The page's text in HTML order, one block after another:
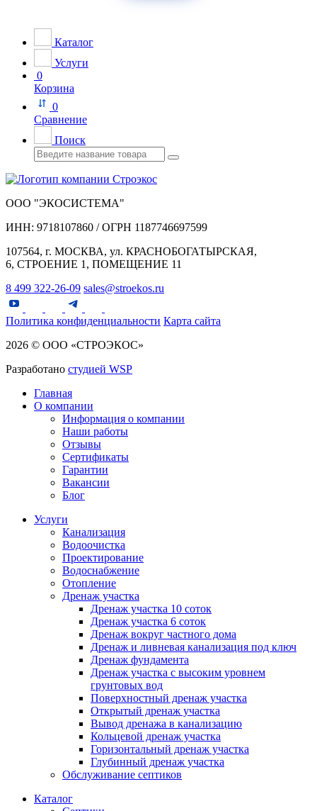
Каталог
Услуги
0
Корзина
0
Сравнение
Поиск
ООО "ЭКОСИСТЕМА"
ИНН: 9718107860 / ОГРН 1187746697599
107564, г. МОСКВА, ул. КРАСНОБОГАТЫРСКАЯ,
6, СТРОЕНИЕ 1, ПОМЕЩЕНИЕ 11
8 499 322-26-09 sales@stroekos.ru
Политика конфиденциальности Карта сайта
2026 © ООО «СТРОЭКОС»
Разработано студией WSP
Главная
О компании
Информация о компании
Наши работы
Отзывы
Сертификаты
Гарантии
Вакансии
Блог
Услуги
Канализация
Водоочистка
Проектирование
Водоснабжение
Отопление
Дренаж участка
Дренаж участка 10 соток
Дренаж участка 6 соток
Дренаж вокруг частного дома
Дренаж и ливневая канализация под ключ
Дренаж фундамента
Дренаж участка с высоким уровнем
грунтовых вод
Поверхностный дренаж участка
Открытый дренаж участка
Вывод дренажа в канализацию
Кольцевой дренаж участка
Горизонтальный дренаж участка
Глубинный дренаж участка
Обслуживание септиков
Каталог